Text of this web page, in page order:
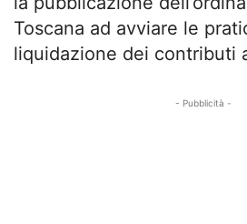
Toscana ad avviare le
liquidazione dei contributi
- Pubblicità -